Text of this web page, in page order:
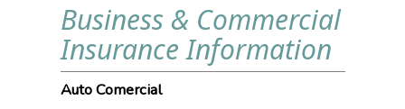
Business & Commercial
Insurance Information
Auto Comercial